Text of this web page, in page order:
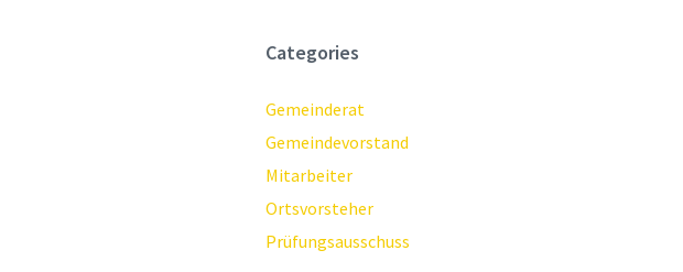
Categories
Gemeinderat
Gemeindevorstand
Mitarbeiter
Ortsvorsteher
Prüfungsausschuss